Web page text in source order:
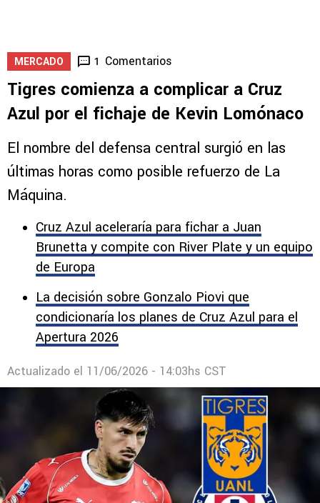
MERCADO 1 Comentarios
Tigres comienza a complicar a Cruz
Azul por el fichaje de Kevin Lomónaco
El nombre del defensa central surgió en las
últimas horas como posible refuerzo de La
Máquina.
Cruz Azul aceleraría para fichar a Juan
Brunetta y compite con River Plate y un equipo
de Europa
La decisión sobre Gonzalo Piovi que
condicionaría los planes de Cruz Azul para el
Apertura 2026
Actualizado el 11/06/2026 - 14:03hs CST